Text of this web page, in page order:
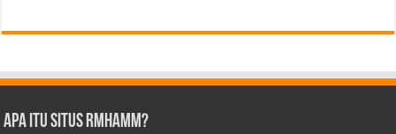
Apa Itu Situs Rmhamm?